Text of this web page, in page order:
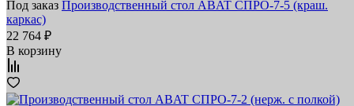
Под заказ Производственный стол ABAT СПРО-7-5 (краш.
каркас)
22 764 ₽
В корзину